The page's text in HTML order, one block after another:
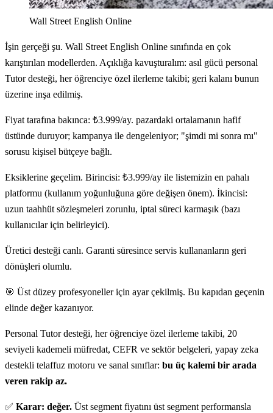
Wall Street English Online
İşin gerçeği şu. Wall Street English Online sınıfında en çok
karıştırılan modellerden. Açıklığa kavuşturalım: asıl gücü personal
Tutor desteği, her öğrenciye özel ilerleme takibi; geri kalanı bunun
üzerine inşa edilmiş.
Fiyat tarafına bakınca: ₺3.999/ay. pazardaki ortalamanın hafif
üstünde duruyor; kampanya ile dengeleniyor; "şimdi mi sonra mı"
sorusu kişisel bütçeye bağlı.
Eksiklerine geçelim. Birincisi: ₺3.999/ay ile listemizin en pahalı
platformu (kullanım yoğunluğuna göre değişen önem). İkincisi:
uzun taahhüt sözleşmeleri zorunlu, iptal süreci karmaşık (bazı
kullanıcılar için belirleyici).
Üretici desteği canlı. Garanti süresince servis kullananların geri
dönüşleri olumlu.
🎯 Üst düzey profesyoneller için ayar çekilmiş. Bu kapıdan geçenin
elinde değer kazanıyor.
Personal Tutor desteği, her öğrenciye özel ilerleme takibi, 20
seviyeli kademeli müfredat, CEFR ve sektör belgeleri, yapay zeka
destekli telaffuz motoru ve sanal sınıflar: bu üç kalemi bir arada
veren rakip az.
✅ Karar: değer. Üst segment fiyatını üst segment performansla